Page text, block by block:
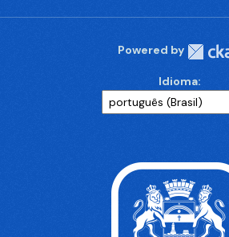
Powered by
Idioma